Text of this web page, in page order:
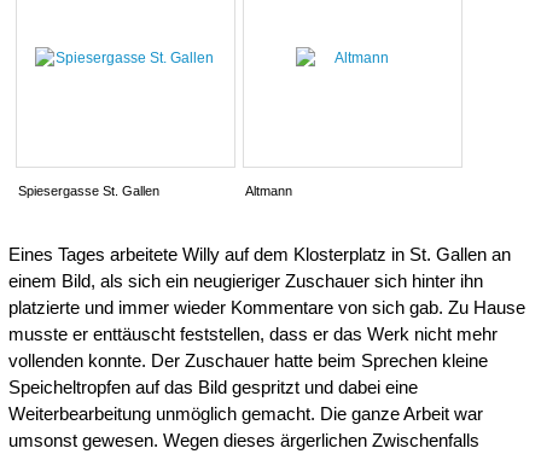
Spiesergasse St. Gallen Altmann
Eines Tages arbeitete Willy auf dem Klosterplatz in St. Gallen an
einem Bild, als sich ein neugieriger Zuschauer sich hinter ihn
platzierte und immer wieder Kommentare von sich gab. Zu Hause
musste er enttäuscht feststellen, dass er das Werk nicht mehr
vollenden konnte. Der Zuschauer hatte beim Sprechen kleine
Speicheltropfen auf das Bild gespritzt und dabei eine
Weiterbearbeitung unmöglich gemacht. Die ganze Arbeit war
umsonst gewesen. Wegen dieses ärgerlichen Zwischenfalls